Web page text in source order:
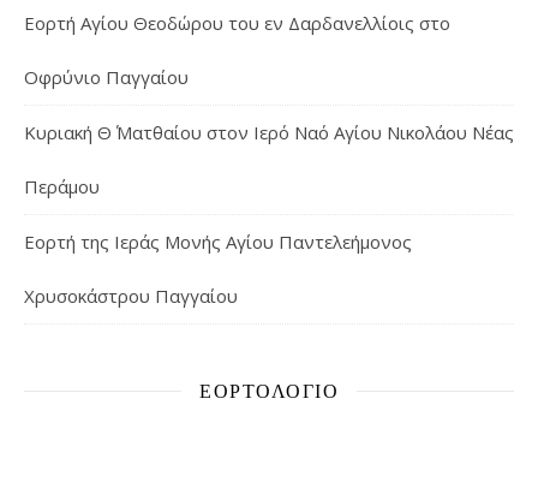
Εορτή Αγίου Θεοδώρου του εν Δαρδανελλίοις στο
Οφρύνιο Παγγαίου
Κυριακή Θ΄ Ματθαίου στον Ιερό Ναό Αγίου Νικολάου Νέας
Περάμου
Εορτή της Ιεράς Μονής Αγίου Παντελεήμονος
Χρυσοκάστρου Παγγαίου
ΕΟΡΤΟΛΌΓΙΟ